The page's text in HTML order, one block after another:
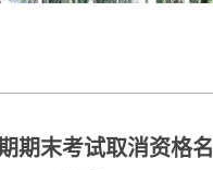
期末考试取消资格